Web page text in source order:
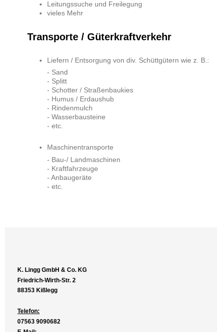
Leitungssuche und Freilegung
vieles Mehr
Transporte / Güterkraftverkehr
Liefern / Entsorgung von div. Schüttgütern wie z. B.:
- Sand
- Splitt
- Schotter / Straßenbaukies
- Humus / Erdaushub
- Rindenmulch
- Wasserbausteine
- etc.
Maschinentransporte
- Bau-/ Landmaschinen
- Kraftfahrzeuge
- Anbaugeräte
- etc.
K. Lingg GmbH & Co. KG
Friedrich-Wirth-Str. 2
88353 Kißlegg
Telefon:
07563 9090682